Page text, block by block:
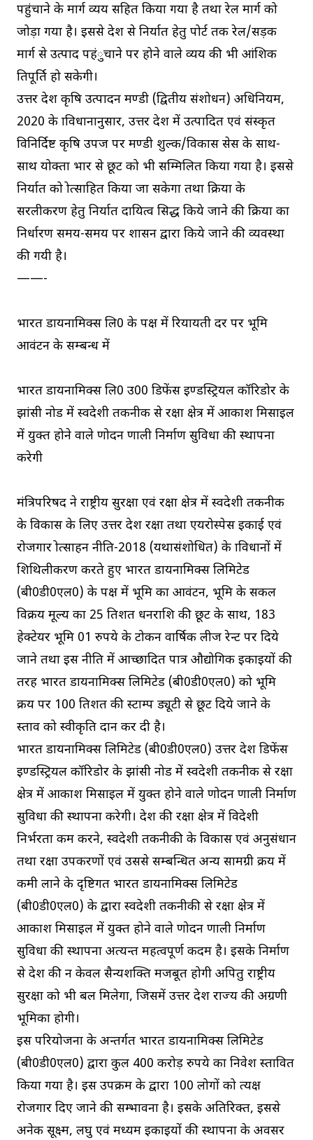
पहुंचाने के मार्ग व्यय सहित किया गया है तथा रेल मार्ग को
जोड़ा गया है। इससे प्रदेश से निर्यात हेतु पोर्ट तक रेल/सड़क
मार्ग से उत्पाद पहंुचाने पर होने वाले व्यय की भी आंशिक
प्रतिपूर्ति हो सकेगी।
उत्तर प्रदेश कृषि उत्पादन मण्डी (द्वितीय संशोधन) अधिनियम,
2020 के प्राविधानानुसार, उत्तर प्रदेश में उत्पादित एवं प्रसंस्कृत
विनिर्दिष्ट कृषि उपज पर मण्डी शुल्क/विकास सेस के साथ-
साथ प्रयोक्ता प्रभार से छूट को भी सम्मिलित किया गया है। इससे
निर्यात को प्रोत्साहित किया जा सकेगा तथा प्रक्रिया के
सरलीकरण हेतु निर्यात दायित्व सिद्ध किये जाने की प्रक्रिया का
निर्धारण समय-समय पर शासन द्वारा किये जाने की व्यवस्था
की गयी है।
——-
भारत डायनामिक्स लि0 के पक्ष में रियायती दर पर भूमि
आवंटन के सम्बन्ध में
भारत डायनामिक्स लि0 उ0प्र0 डिफेंस इण्डस्ट्रियल कॉरिडोर के
झांसी नोड में स्वदेशी तकनीक से रक्षा क्षेत्र में आकाश मिसाइल
में प्रयुक्त होने वाले प्रणोदन प्रणाली निर्माण सुविधा की स्थापना
करेगी
मंत्रिपरिषद ने राष्ट्रीय सुरक्षा एवं रक्षा क्षेत्र में स्वदेशी तकनीक
के विकास के लिए उत्तर प्रदेश रक्षा तथा एयरोस्पेस इकाई एवं
रोजगार प्रोत्साहन नीति-2018 (यथासंशोधित) के प्राविधानों में
शिथिलीकरण करते हुए भारत डायनामिक्स लिमिटेड
(बी0डी0एल0) के पक्ष में भूमि का आवंटन, भूमि के सकल
विक्रय मूल्य का 25 प्रतिशत धनराशि की छूट के साथ, 183
हेक्टेयर भूमि 01 रुपये के टोकन वार्षिक लीज रेन्ट पर दिये
जाने तथा इस नीति में आच्छादित पात्र औद्योगिक इकाइयों की
तरह भारत डायनामिक्स लिमिटेड (बी0डी0एल0) को भूमि
क्रय पर 100 प्रतिशत की स्टाम्प ड्यूटी से छूट दिये जाने के
प्रस्ताव को स्वीकृति प्रदान कर दी है।
भारत डायनामिक्स लिमिटेड (बी0डी0एल0) उत्तर प्रदेश डिफेंस
इण्डस्ट्रियल कॉरिडोर के झांसी नोड में स्वदेशी तकनीक से रक्षा
क्षेत्र में आकाश मिसाइल में प्रयुक्त होने वाले प्रणोदन प्रणाली निर्माण
सुविधा की स्थापना करेगी। देश की रक्षा क्षेत्र में विदेशी
निर्भरता कम करने, स्वदेशी तकनीकी के विकास एवं अनुसंधान
तथा रक्षा उपकरणों एवं उससे सम्बन्धित अन्य सामग्री क्रय में
कमी लाने के दृष्टिगत भारत डायनामिक्स लिमिटेड
(बी0डी0एल0) के द्वारा स्वदेशी तकनीकी से रक्षा क्षेत्र में
आकाश मिसाइल में प्रयुक्त होने वाले प्रणोदन प्रणाली निर्माण
सुविधा की स्थापना अत्यन्त महत्वपूर्ण कदम है। इसके निर्माण
से देश की न केवल सैन्यशक्ति मजबूत होगी अपितु राष्ट्रीय
सुरक्षा को भी बल मिलेगा, जिसमें उत्तर प्रदेश राज्य की अग्रणी
भूमिका होगी।
इस परियोजना के अन्तर्गत भारत डायनामिक्स लिमिटेड
(बी0डी0एल0) द्वारा कुल 400 करोड़ रुपये का निवेश प्रस्तावित
किया गया है। इस उपक्रम के द्वारा 100 लोगों को प्रत्यक्ष
रोजगार दिए जाने की सम्भावना है। इसके अतिरिक्त, इससे
अनेक सूक्ष्म, लघु एवं मध्यम इकाइयों की स्थापना के अवसर